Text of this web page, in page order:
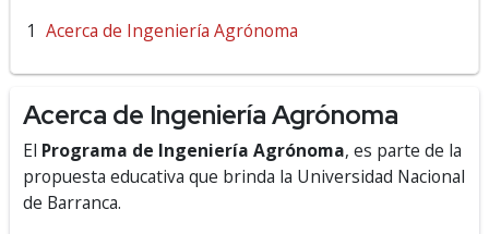
Acerca de Ingeniería Agrónoma
Acerca de Ingeniería Agrónoma
El Programa de Ingeniería Agrónoma, es parte de la
propuesta educativa que brinda la Universidad Nacional
de Barranca.